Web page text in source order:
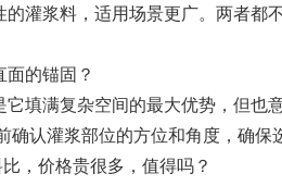
的灌浆料，适用场景更广。两者
的锚固？
它填满复杂空间的最大优势，但
确认灌浆部位的方位和角度，确
，价格贵很多，值得吗？